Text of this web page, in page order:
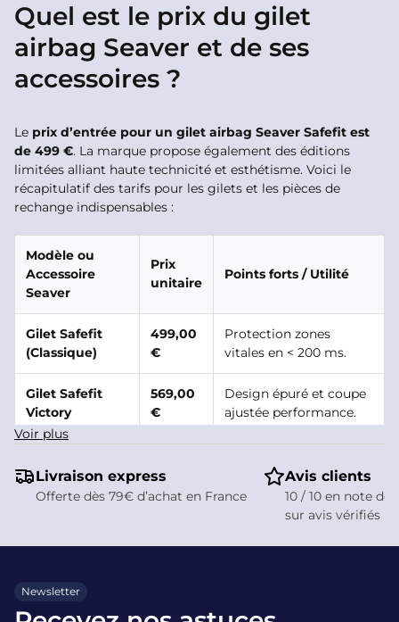
Quel est le prix du gilet
airbag Seaver et de ses
accessoires ?
Le prix d’entrée pour un gilet airbag Seaver Safefit est
de 499 €. La marque propose également des éditions
limitées alliant haute technicité et esthétisme. Voici le
récapitulatif des tarifs pour les gilets et les pièces de
rechange indispensables :
Modèle ou
Accessoire
Seaver
Prix
unitaire
Points forts / Utilité
Gilet Safefit
(Classique)
499,00
€
Protection zones
vitales en < 200 ms.
Gilet Safefit
Victory
569,00
€
Design épuré et coupe
ajustée performance.
Crystal Rain
€
cristaux Swarovski.
Rechange
déclenchement.
Sangle de
connexion
Voir plus
Livraison express
Offerte dès 79€ d’achat en France
Avis clients
10 / 10 en note
sur avis vérifiés
Newsletter